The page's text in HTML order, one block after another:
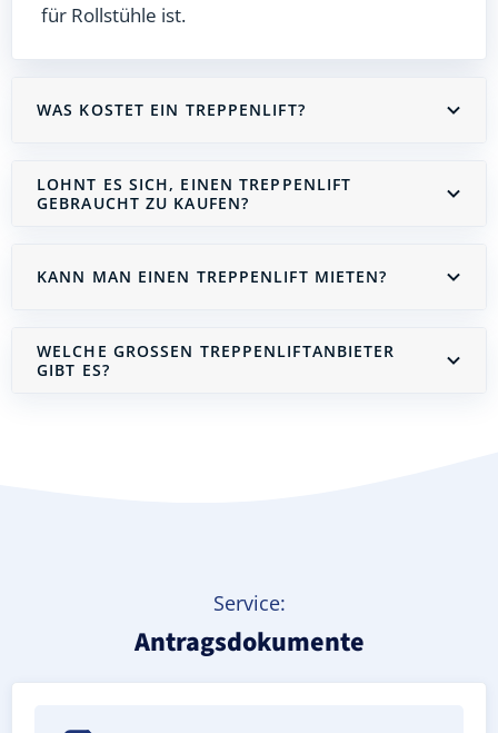
für Rollstühle ist.
WAS KOSTET EIN TREPPENLIFT?
LOHNT ES SICH, EINEN TREPPENLIFT
GEBRAUCHT ZU KAUFEN?
KANN MAN EINEN TREPPENLIFT MIETEN?
WELCHE GROSSEN TREPPENLIFTANBIETER G
IBT ES?
Service:
Antragsdokumente